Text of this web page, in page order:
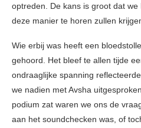
optreden. De kans is groot dat
deze manier te horen zullen
Wie erbij was heeft een
gehoord. Het bleef te allen tijde
ondraaglijke spanning
we nadien met Avsha
podium zat waren we ons de
aan het soundchecken was, of